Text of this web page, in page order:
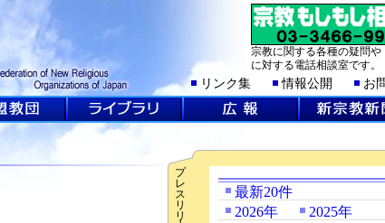
宗教に関する各種の疑問や
に対する電話相談室です。
お
情報公開
リンク集
プ
レ
ス
リ
リ
最新20件
2026年
2025年